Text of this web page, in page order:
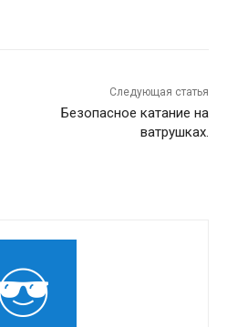
Следующая статья
Безопасное катание на
ватрушках.